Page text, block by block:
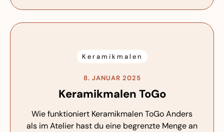
Keramikmalen
8. JANUAR 2025
Keramikmalen ToGo
Wie funktioniert Keramikmalen ToGo Anders
als im Atelier hast du eine begrenzte Menge an